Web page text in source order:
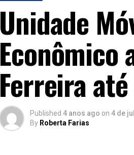
Unidade
Econômico
Ferreira
Published 4 anos ago on 4 de
By Roberta Farias